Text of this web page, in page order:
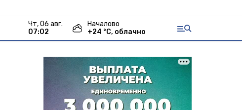
чт, 06 авг.
07:02
Началово
+24 °С, облачно